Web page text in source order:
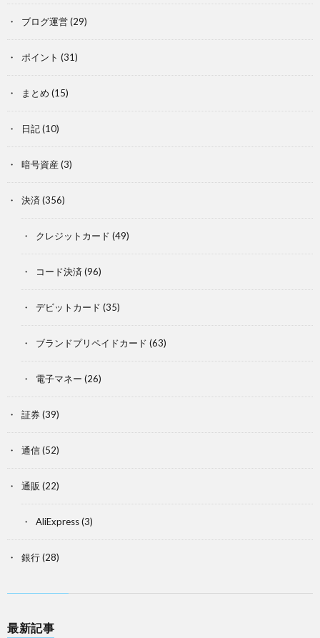
ブログ運営(29)
ポイント (31)
まとめ (15)
日記(10)
暗号資産 (3)
決済 (356)
クレジットカード (49)
コード決済 (96)
デビットカード (35)
ブランドプリペイドカード (63)
電子マネー (26)
証券(39)
通信(52)
通販 (22)
AliExpress(3)
銀行(28)
最新記事